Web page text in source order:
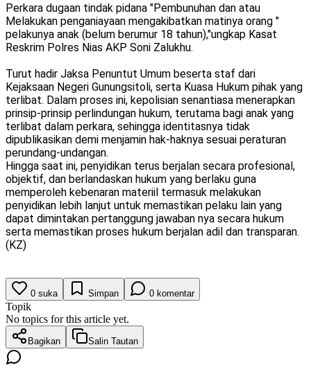
Perkara dugaan tindak pidana "Pembunuhan dan atau
Melakukan penganiayaan mengakibatkan matinya orang "
pelakunya anak (belum berumur 18 tahun),"ungkap Kasat
Reskrim Polres Nias AKP Soni Zalukhu.
Turut hadir Jaksa Penuntut Umum beserta staf dari
Kejaksaan Negeri Gunungsitoli, serta Kuasa Hukum pihak yang
terlibat. Dalam proses ini, kepolisian senantiasa menerapkan
prinsip-prinsip perlindungan hukum, terutama bagi anak yang
terlibat dalam perkara, sehingga identitasnya tidak
dipublikasikan demi menjamin hak-haknya sesuai peraturan
perundang-undangan.
Hingga saat ini, penyidikan terus berjalan secara profesional,
objektif, dan berlandaskan hukum yang berlaku guna
memperoleh kebenaran materiil termasuk melakukan
penyidikan lebih lanjut untuk memastikan pelaku lain yang
dapat dimintakan pertanggung jawaban nya secara hukum
serta memastikan proses hukum berjalan adil dan transparan.
(KZ)
0 suka Simpan 0 komentar
Topik
No topics for this article yet.
Bagikan Salin Tautan